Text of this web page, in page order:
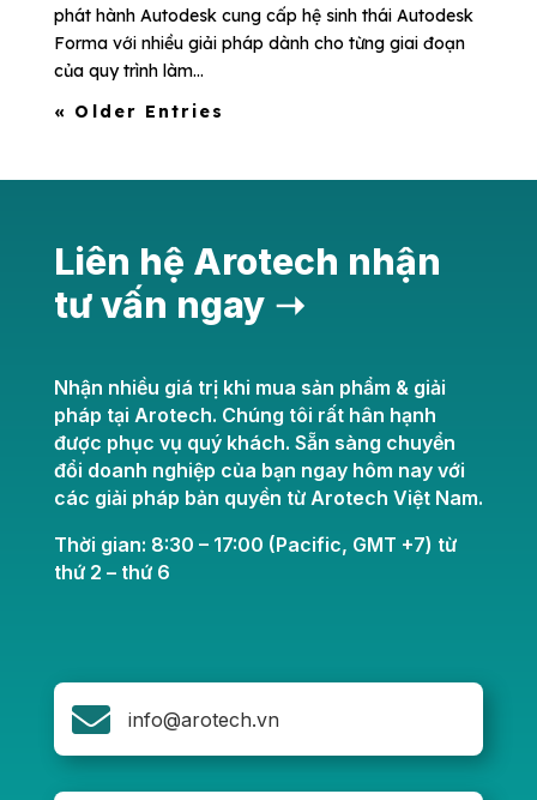
phát hành Autodesk cung cấp hệ sinh thái Autodesk
Forma với nhiều giải pháp dành cho từng giai đoạn
của quy trình làm...
« Older Entries
Liên hệ Arotech nhận
tư vấn ngay ➝
Nhận nhiều giá trị khi mua sản phẩm & giải
pháp tại Arotech. Chúng tôi rất hân hạnh
được phục vụ quý khách. Sẵn sàng chuyển
đổi doanh nghiệp của bạn ngay hôm nay với
các giải pháp bản quyền từ Arotech Việt Nam.
Thời gian: 8:30 – 17:00 (Pacific, GMT +7) từ
thứ 2 – thứ 6
 info@arotech.vn